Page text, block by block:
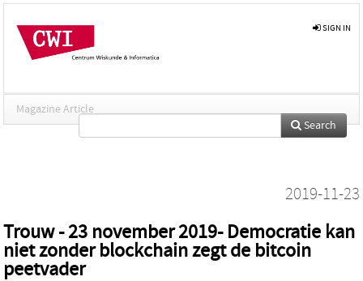
SIGN IN
Magazine Article
Search
2019-11-23
Trouw - 23 november 2019- Democratie kan
niet zonder blockchain zegt de bitcoin
peetvader